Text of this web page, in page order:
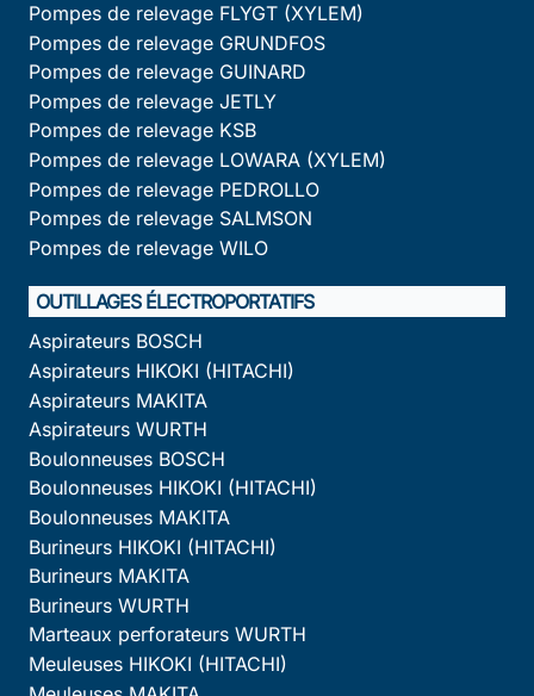
Pompes de relevage FLYGT (XYLEM)
Pompes de relevage GRUNDFOS
Pompes de relevage GUINARD
Pompes de relevage JETLY
Pompes de relevage KSB
Pompes de relevage LOWARA (XYLEM)
Pompes de relevage PEDROLLO
Pompes de relevage SALMSON
Pompes de relevage WILO
OUTILLAGES ÉLECTROPORTATIFS
Aspirateurs BOSCH
Aspirateurs HIKOKI (HITACHI)
Aspirateurs MAKITA
Aspirateurs WURTH
Boulonneuses BOSCH
Boulonneuses HIKOKI (HITACHI)
Boulonneuses MAKITA
Burineurs HIKOKI (HITACHI)
Burineurs MAKITA
Burineurs WURTH
Marteaux perforateurs WURTH
Meuleuses HIKOKI (HITACHI)